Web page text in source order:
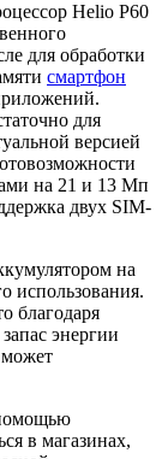
Helio P60
для обработки
смартфон
для
версией
на 21 и 13 Мп
двух SIM-
на
использования.
благодаря
энергии
может
в магазинах,